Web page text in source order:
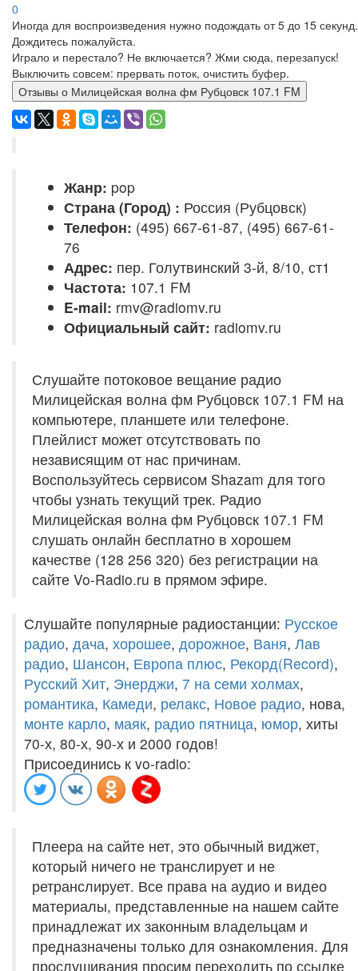
0
Иногда для воспроизведения нужно подождать от 5 до 15 секунд.
Дождитесь пожалуйста.
Играло и перестало? Не включается? Жми сюда, перезапуск!
Выключить совсем: прервать поток, очистить буфер.
Отзывы о Милицейская волна фм Рубцовск 107.1 FM
Жанр: pop
Страна (Город) : Россия (Рубцовск)
Телефон: (495) 667-61-87, (495) 667-61-
76
Адрес: пер. Голутвинский 3-й, 8/10, ст1
Частота: 107.1 FM
E-mail: rmv@radiomv.ru
Официальный сайт: radiomv.ru
Слушайте потоковое вещание радио
Милицейская волна фм Рубцовск 107.1 FM на
компьютере, планшете или телефоне.
Плейлист может отсутствовать по
независящим от нас причинам.
Воспользуйтесь сервисом Shazam для того
чтобы узнать текущий трек. Радио
Милицейская волна фм Рубцовск 107.1 FM
слушать онлайн бесплатно в хорошем
качестве (128 256 320) без регистрации на
сайте Vo-Radio.ru в прямом эфире.
Слушайте популярные радиостанции: Русское
радио, дача, хорошее, дорожное, Ваня, Лав
радио, Шансон, Европа плюс, Рекорд(Record),
Русский Хит, Энерджи, 7 на семи холмах,
романтика, Камеди, релакс, Новое радио, нова,
монте карло, маяк, радио пятница, юмор, хиты
70-х, 80-х, 90-х и 2000 годов!
Присоединись к vo-radio:
Плеера на сайте нет, это обычный виджет,
который ничего не транслирует и не
ретранслирует. Все права на аудио и видео
материалы, представленные на нашем сайте
принадлежат их законным владельцам и
предназначены только для ознакомления. Для
прослушивания просим переходить по ссылке